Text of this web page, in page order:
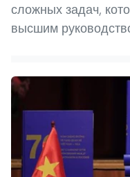
сложных задач,
высшим